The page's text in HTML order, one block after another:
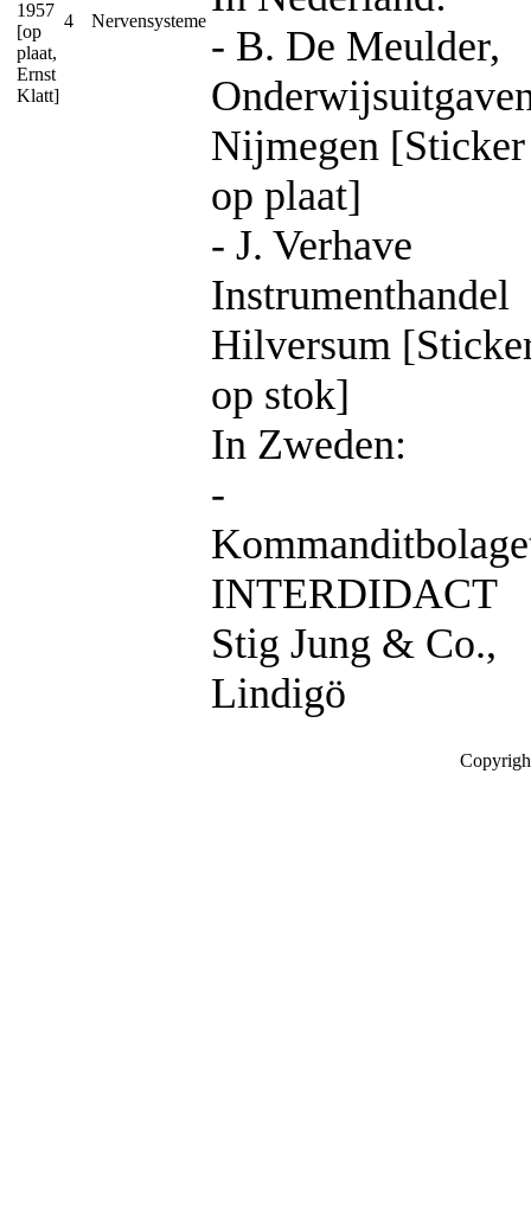
1957
[op
plaat,
Ernst
Klatt]
4 Nervensysteme
- B. De Meulder,
Nijmegen [Sticker
op plaat]
- J. Verhave
Instrumenthandel
Hilversum
op stok]
In Zweden:
-
INTERDIDACT
Stig Jung & Co.,
Lindigö